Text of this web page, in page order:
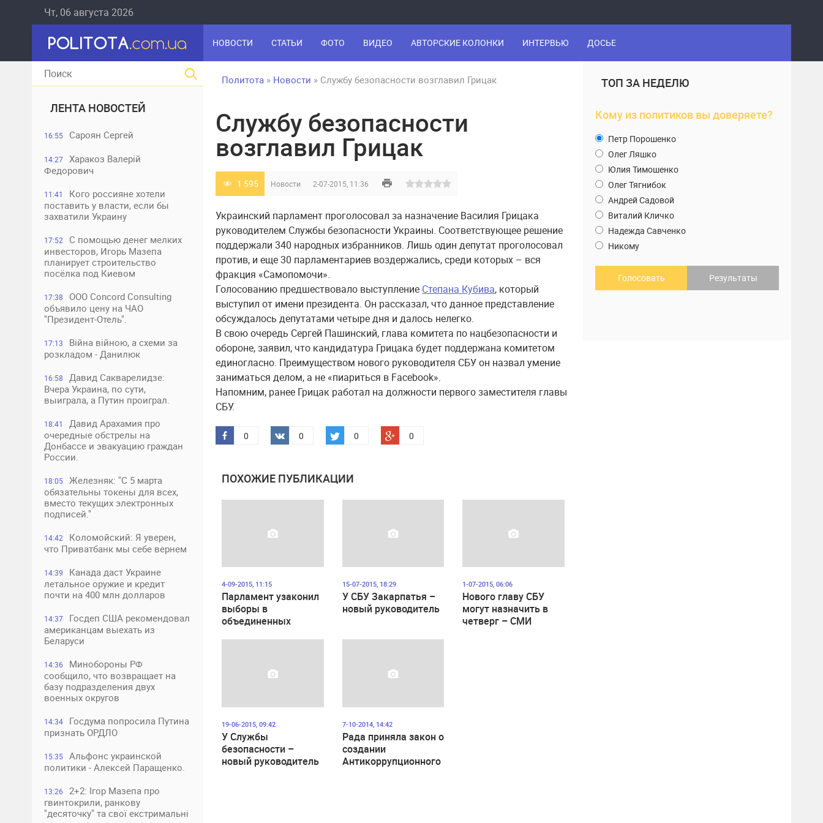
Чт, 06 августа 2026
НОВОСТИ СТАТЬИ ФОТО ВИДЕО АВТОРСКИЕ КОЛОНКИ ИНТЕРВЬЮ ДОСЬЕ
ЛЕНТА НОВОСТЕЙ
16:55 Сароян Сергей
14:27
Харакоз Валерій
Федорович
11:41
Кого россияне хотели
поставить у власти, если бы
захватили Украину
17:52
С помощью денег мелких
инвесторов, Игорь Мазепа
планирует строительство
посёлка под Киевом
17:38
ООО Concord Consulting
объявило цену на ЧАО
"Президент-Отель".
17:13
Війна війною, а схеми за
розкладом - Данилюк
16:58
Давид Сакварелидзе:
Вчера Украина, по сути,
выиграла, а Путин проиграл.
18:41
Давид Арахамия про
очередные обстрелы на
Донбассе и эвакуацию граждан
России.
18:05
Железняк: "С 5 марта
обязательны токены для всех,
вместо текущих электронных
подписей."
14:42
Коломойский: Я уверен,
что Приватбанк мы себе вернем
14:39
Канада даст Украине
летальное оружие и кредит
почти на 400 млн долларов
14:37
Госдеп США рекомендовал
американцам выехать из
Беларуси
14:36
Минобороны РФ
сообщило, что возвращает на
базу подразделения двух
военных округов
14:34
Госдума попросила Путина
признать ОРДЛО
15:35
Альфонс украинской
политики - Алексей Паращенко.
13:26
2+2: Ігор Мазепа про
гвинтокрили, ранкову
"десяточку" та свої екстримальні
Политота » Новости » Службу безопасности возглавил Грицак
Службу безопасности
возглавил Грицак
1 595 Новости 2-07-2015, 11:36
Украинский парламент проголосовал за назначение Василия Грицака
руководителем Службы безопасности Украины. Соответствующее решение
поддержали 340 народных избранников. Лишь один депутат проголосовал
против, и еще 30 парламентариев воздержались, среди которых – вся
фракция «Самопомочи».
Голосованию предшествовало выступление Степана Кубива, который
выступил от имени президента. Он рассказал, что данное представление
обсуждалось депутатами четыре дня и далось нелегко.
В свою очередь Сергей Пашинский, глава комитета по нацбезопасности и
обороне, заявил, что кандидатура Грицака будет поддержана комитетом
единогласно. Преимуществом нового руководителя СБУ он назвал умение
заниматься делом, а не «пиариться в Facebook».
Напомним, ранее Грицак работал на должности первого заместителя главы
СБУ.
0 0 0 0
ПОХОЖИЕ ПУБЛИКАЦИИ
4-09-2015, 11:15
Парламент узаконил
выборы в
объединенных
15-07-2015, 18:29
У СБУ Закарпатья –
новый руководитель
1-07-2015, 06:06
Нового главу СБУ
могут назначить в
четверг – СМИ
19-06-2015, 09:42
У Службы
безопасности –
новый руководитель
7-10-2014, 14:42
Рада приняла закон о
создании
Антикоррупционного
ТОП ЗА НЕДЕЛЮ
Кому из политиков вы доверяете?
Петр Порошенко
Олег Ляшко
Юлия Тимошенко
Олег Тягнибок
Андрей Садовой
Виталий Кличко
Надежда Савченко
Никому
Голосовать Результаты